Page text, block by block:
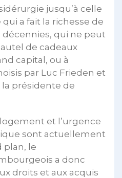
jusqu’à celle
a fait la richesse de
qui ne peut
de cadeaux
capital, ou à
par Luc Frieden et
la présidente de
et l’urgence
sont actuellement
plan, le
a donc
droits et aux acquis